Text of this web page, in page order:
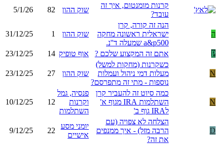
קרנות מומנטום, איך זה
עובד?
שוק ההון 82
5/1/26
ה
הנה זה קורה, קרן
ישראלית ראשונה מחקה
a&p500 שמעלה ד''נ.
שוק ההון 1
31/12/25
P אתם זה המקצוע שלכם ? אוף טופיק 14
23/12/25
N
כשקרנות (מחקות למשל)
מעלות דמי ניהול ועמלות
נוספות - מתי זה מתפרסם?
שוק ההון 27
23/12/25
N
כמה סיוט זה להעביר קרן
השתלמות IRA מגוף א'
לIRA גוף ב'
פנסיה, גמל
וקרנות
השתלמות
12
10/12/25
D
הצלחה לא צפויה (עם
הרבה מזל) - איך ממנפים
את זה?
יומני מסע
אישיים
22
9/12/25